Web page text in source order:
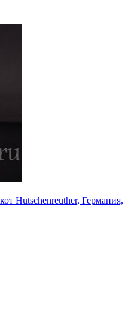
Hutschenreuther, Германия,